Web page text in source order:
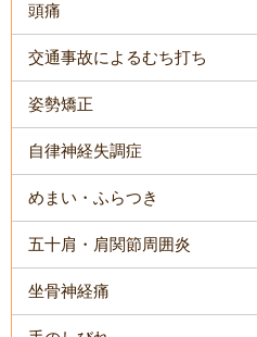
頭痛
交通事故によるむち打ち
姿勢矯正
自律神経失調症
めまい・ふらつき
五十肩・肩関節周囲炎
坐骨神経痛